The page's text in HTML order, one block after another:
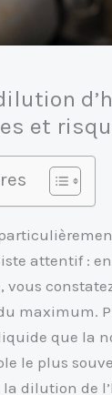
et
attentif :
vous
maximum.
que la
le plus
dilution de